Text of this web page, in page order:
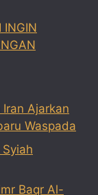
INGIN
Ajarkan
Waspada
Baqr Al-